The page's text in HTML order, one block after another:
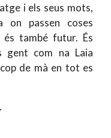
i els seus mots,
on passen coses
també futur. És
gent com na Laia
de mà en tot es